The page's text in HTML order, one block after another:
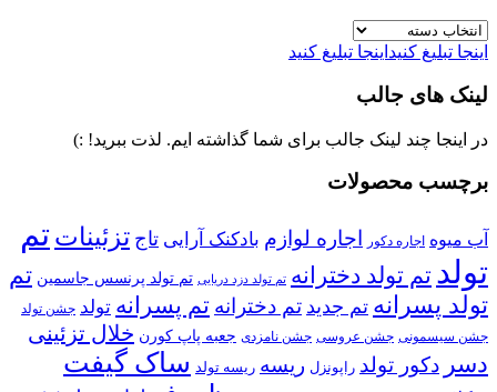
دسته‌ها
اینجا تبلیغ کنید اینجا تبلیغ کنید
لینک های جالب
در اینجا چند لینک جالب برای شما گذاشته ایم. لذت ببرید! :)
برچسب محصولات
آب میوه اجاره دکور اجاره لوازم بادکنک آرایی تاج تزئینات تم
تولد تم تولد دخترانه تم تولد دزد دریایی تم تولد پرنسس جاسمین تم
تولد پسرانه تم جدید تم دخترانه تم پسرانه تولد جشن تولد
جشن سیسمونی جشن عروسی جشن نامزدی جعبه پاپ کورن خلال تزئینی
دسر دکور تولد راپونزل ریسه ریسه تولد ساک گیفت